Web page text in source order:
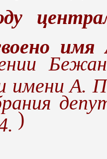
имени А.
)